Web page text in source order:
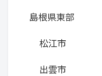
島根県東部
松江市
出雲市